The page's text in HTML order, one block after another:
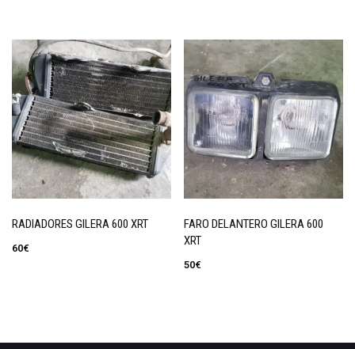
RADIADORES GILERA 600 XRT
60€
FARO DELANTERO GILERA 600
XRT
50€